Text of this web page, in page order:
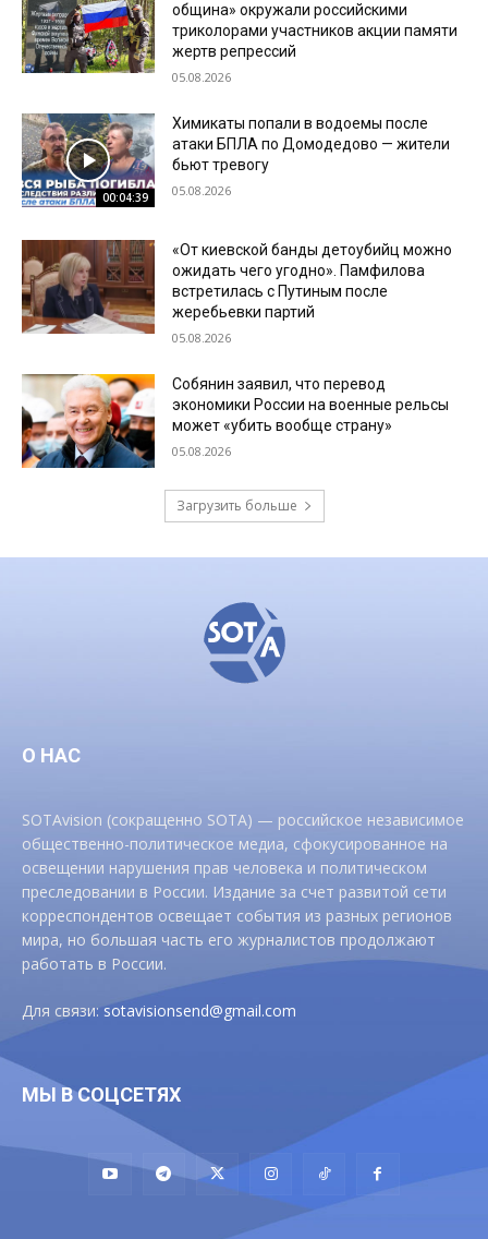
община» окружали российскими
триколорами участников акции памяти
жертв репрессий
05.08.2026
00:04:39
Химикаты попали в водоемы после
атаки БПЛА по Домодедово — жители
бьют тревогу
05.08.2026
«От киевской банды детоубийц можно
ожидать чего угодно». Памфилова
встретилась с Путиным после
жеребьевки партий
05.08.2026
Собянин заявил, что перевод
экономики России на военные рельсы
может «убить вообще страну»
05.08.2026
Загрузить больше
О НАС
SOTAvision (сокращенно SOTA) — российское независимое
общественно-политическое медиа, сфокусированное на
освещении нарушения прав человека и политическом
преследовании в России. Издание за счет развитой сети
корреспондентов освещает события из разных регионов
мира, но большая часть его журналистов продолжают
работать в России.
Для связи:sotavisionsend@gmail.com
МЫ В СОЦСЕТЯХ